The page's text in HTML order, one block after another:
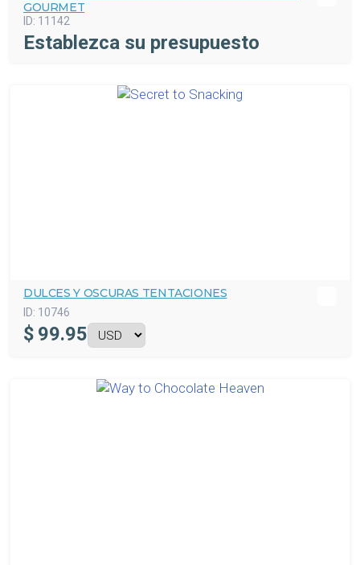
GOURMET
ID: 11142
Establezca su presupuesto
DULCES Y OSCURAS TENTACIONES
ID: 10746
$ 99.95